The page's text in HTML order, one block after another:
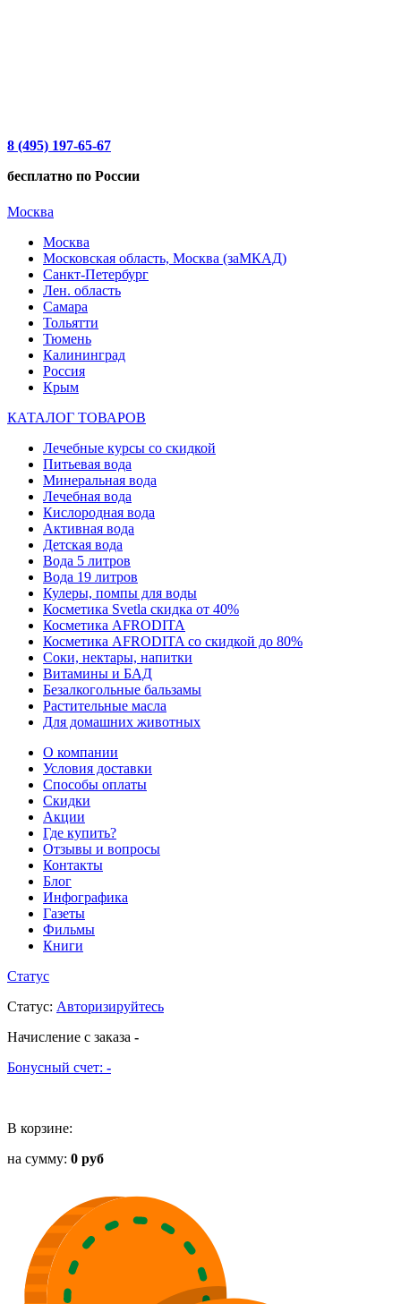
8 (495) 197-65-67
бесплатно по России
Москва
Москва
Московская область, Москва (заМКАД)
Санкт-Петербург
Лен. область
Самара
Тольятти
Тюмень
Калининград
Россия
Крым
КАТАЛОГ ТОВАРОВ
Лечебные курсы со скидкой
Питьевая вода
Минеральная вода
Лечебная вода
Кислородная вода
Активная вода
Детская вода
Вода 5 литров
Вода 19 литров
Кулеры, помпы для воды
Косметика Svetla скидка от 40%
Косметика AFRODITA
Косметика AFRODITA со скидкой до 80%
Соки, нектары, напитки
Витамины и БАД
Безалкогольные бальзамы
Растительные масла
Для домашних животных
О компании
Условия доставки
Способы оплаты
Скидки
Акции
Где купить?
Отзывы и вопросы
Контакты
Блог
Инфографика
Газеты
Фильмы
Книги
Статус
Статус: Авторизируйтесь
Начисление с заказа -
Бонусный счет: -
В корзине:
на сумму: 0 руб